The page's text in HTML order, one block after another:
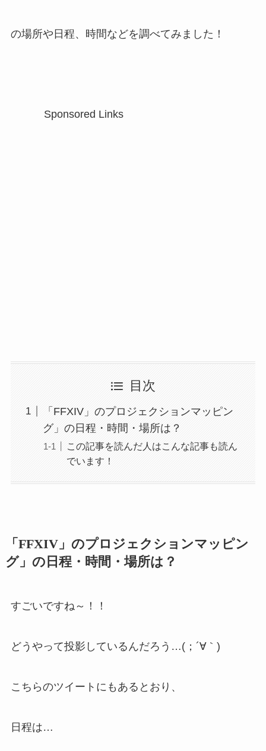
の場所や日程、時間などを調べてみました！
Sponsored Links
目次
「FFXIV」のプロジェクションマッピン
グ」の日程・時間・場所は？
この記事を読んだ人はこんな記事も読ん
でいます！
「FFXIV」のプロジェクションマッピン
グ」の日程・時間・場所は？
すごいですね～！！
どうやって投影しているんだろう…(；´∀｀)
こちらのツイートにもあるとおり、
日程は…